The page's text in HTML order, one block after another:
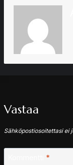
Vastaa
Sähköpostiosoitettasi ei
*